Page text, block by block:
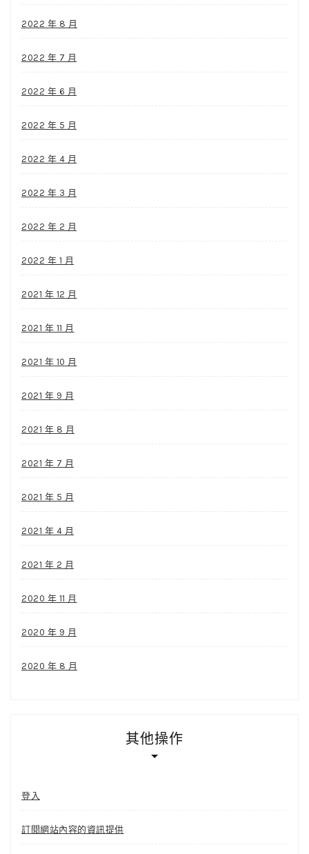
2022 年 8 月
2022 年 7 月
2022 年 6 月
2022 年 5 月
2022 年 4 月
2022 年 3 月
2022 年 2 月
2022 年 1 月
2021 年 12 月
2021 年 11 月
2021 年 10 月
2021 年 9 月
2021 年 8 月
2021 年 7 月
2021 年 5 月
2021 年 4 月
2021 年 2 月
2020 年 11 月
2020 年 9 月
2020 年 8 月
其他操作
登入
訂閱網站內容的資訊提供